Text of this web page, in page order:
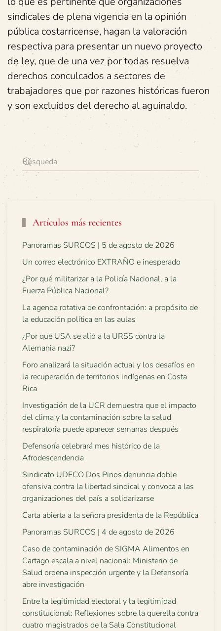
sindicales de plena vigencia en la opinión
pública costarricense, hagan la valoración
respectiva para presentar un nuevo proyecto
de ley, que de una vez por todas resuelva
derechos conculcados a sectores de
trabajadores que por razones históricas fueron
y son excluidos del derecho al aguinaldo.
Artículos más recientes
Panoramas SURCOS | 5 de agosto de 2026
Un correo electrónico EXTRAÑO e inesperado
¿Por qué militarizar a la Policía Nacional, a la
Fuerza Pública Nacional?
La agenda rotativa de confrontación: a propósito de
la educación política en las aulas
¿Por qué USA se alió a la URSS contra la
Alemania nazi?
Foro analizará la situación actual y los desafíos en
la recuperación de territorios indígenas en Costa
Rica
Investigación de la UCR demuestra que el impacto
del clima y la contaminación sobre la salud
respiratoria puede aparecer semanas después
Defensoría celebrará mes histórico de la
Afrodescendencia
Sindicato UDECO Dos Pinos denuncia doble
ofensiva contra la libertad sindical y convoca a las
organizaciones del país a solidarizarse
Carta abierta a la señora presidenta de la República
Panoramas SURCOS | 4 de agosto de 2026
Caso de contaminación de SIGMA Alimentos en
Cartago escala a nivel nacional: Ministerio de
Salud ordena inspección urgente y la Defensoría
abre investigación
Entre la legitimidad electoral y la legitimidad
constitucional: Reflexiones sobre la querella contra
cuatro magistrados de la Sala Constitucional